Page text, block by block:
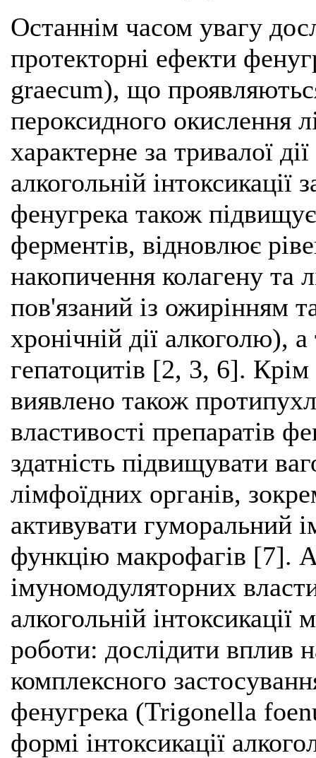
Останнім часом увагу
протекторні ефекти
graecum), що
пероксидного окислення
характерне за тривалої
алкогольній інтоксикації
фенугрека також
ферментів, відновлює
накопичення колагену та
пов'язаний із ожирінням
хронічній дії алкоголю),
гепатоцитів [2, 3, 6].
виявлено також
властивості препаратів
здатність підвищувати
лімфоїдних органів,
активувати гуморальний
функцію макрофагів [7].
імуномодуляторних
алкогольній
роботи: дослідити вплив
комплексного
фенугрека (Trigonella
формі інтоксикації